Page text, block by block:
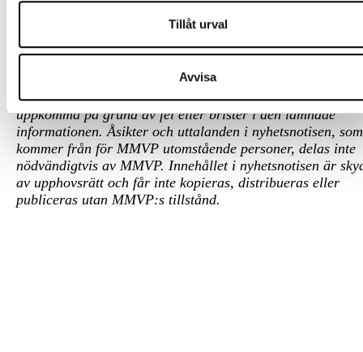
Tillåt urval
Avvisa
eller en investeringsrekommendation. Placeringar i
instrument är förknippade med ekonomisk risk. Du
själv skaffa dig kännedom om instrumentens egenskaper
risker. MMVP tar inte ansvar för den skada som kan
uppkomma på grund av fel eller brister i den lämnade
informationen. Åsikter och uttalanden i nyhetsnotisen, som
kommer från för MMVP utomstående personer, delas inte
nödvändigtvis av MMVP. Innehållet i nyhetsnotisen är
av upphovsrätt och får inte kopieras, distribueras eller
publiceras utan MMVP:s tillstånd.